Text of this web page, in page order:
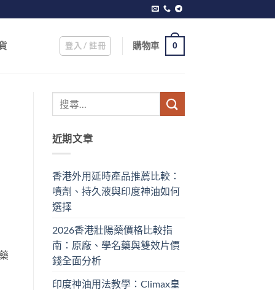
登入 / 註冊 購物車 0
近期文章
香港外用延時產品推薦比較：
噴劑、持久液與印度神油如何
選擇
2026香港壯陽藥價格比較指
南：原廠、學名藥與雙效片價
錢全面分析
印度神油用法教學：Climax皇